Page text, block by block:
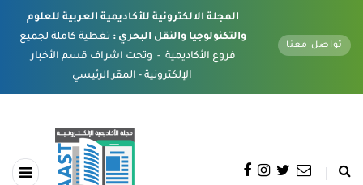
المجلة الالكترونية للأكاديمية العربية للعلوم
والتكنولوجيا والنقل البحري : تغطية كاملة لجميع
فروع الأكاديمية - وتحت اشراف قسم الأخبار
تواصل معنا